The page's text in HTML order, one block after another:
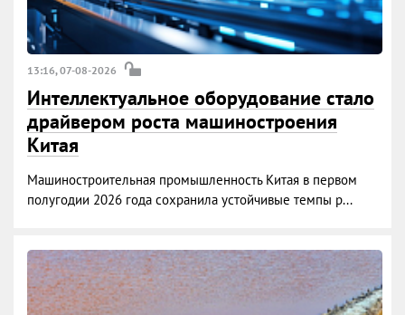
13:16, 07-08-2026
Интеллектуальное оборудование стало
драйвером роста машиностроения
Китая
Машиностроительная промышленность Китая в первом
полугодии 2026 года сохранила устойчивые темпы р...